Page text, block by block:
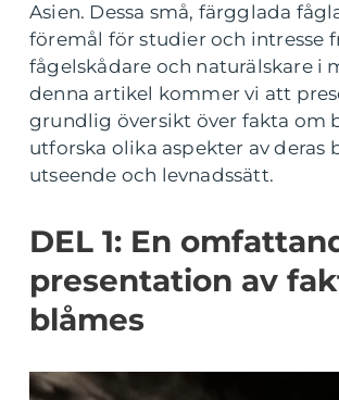
Asien. Dessa små, färgglada
föremål för studier och intresse
fågelskådare och naturälskare i
denna artikel kommer vi att
grundlig översikt över fakta om
utforska olika aspekter av deras
utseende och levnadssätt.
DEL 1: En
presentation av
blåmes